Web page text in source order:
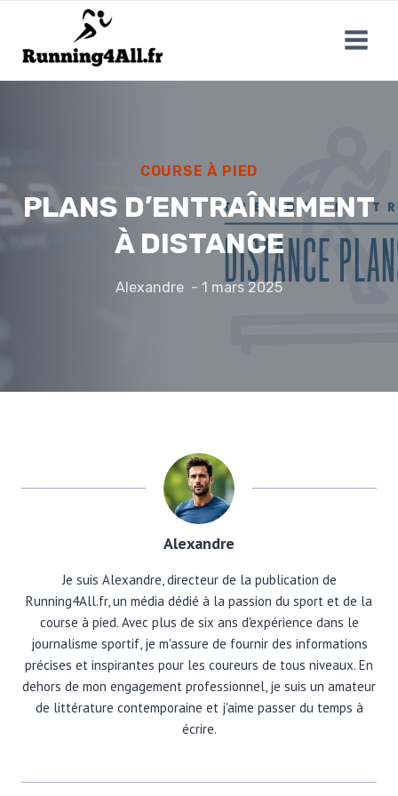
contenu
COURSE À PIED
PLANS D’ENTRAÎNEMENT
À DISTANCE
Alexandre 1 mars 2025
Alexandre
Je suis Alexandre, directeur de la publication de
Running4All.fr, un média dédié à la passion du sport et de la
course à pied. Avec plus de six ans d'expérience dans le
journalisme sportif, je m'assure de fournir des informations
précises et inspirantes pour les coureurs de tous niveaux. En
dehors de mon engagement professionnel, je suis un amateur
de littérature contemporaine et j'aime passer du temps à
écrire.